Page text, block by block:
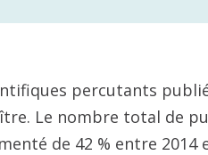
percutants
Le nombre total de
de 42 % entre 2014